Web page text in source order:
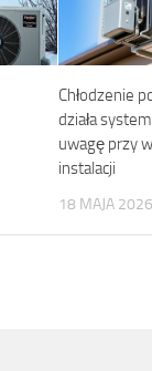
Chłodzenie
działa
uwagę przy
instalacji
18 MAJA 2026